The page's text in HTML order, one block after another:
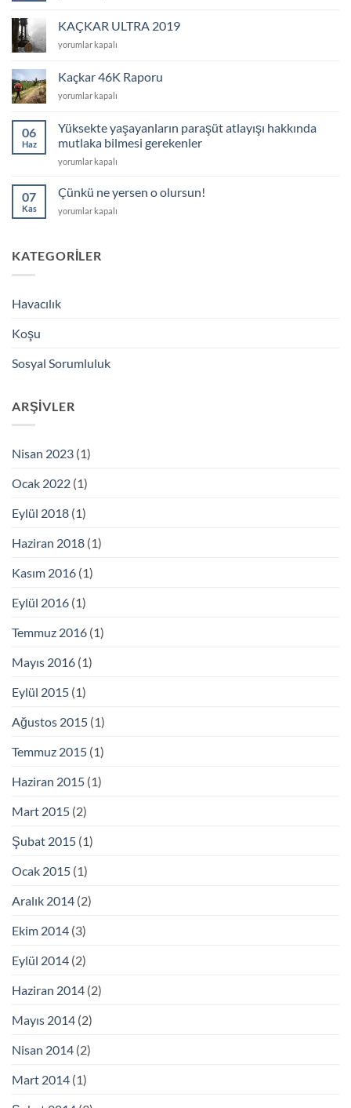
için
KAÇKAR ULTRA 2019
KAÇKAR
için
yorumlar kapalı
Kaçkar 46K Raporu
Kaçkar
için
yorumlar kapalı
06
Haz
Yüksekte yaşayanların paraşüt atlayışı hakkında
mutlaka bilmesi gerekenler
Yüksekte
paraşüt
atlayışı
hakkında
gerekenler
yorumlar kapalı
07
Kas
Çünkü ne yersen o olursun!
Çünkü
o
olursun!
yorumlar kapalı
KATEGORILER
Havacılık
Koşu
Sosyal Sorumluluk
ARŞIVLER
Nisan 2023 (1)
Ocak 2022 (1)
Eylül 2018 (1)
Haziran 2018 (1)
Kasım 2016 (1)
Eylül 2016 (1)
Temmuz 2016 (1)
Mayıs 2016 (1)
Eylül 2015 (1)
Ağustos 2015 (1)
Temmuz 2015 (1)
Haziran 2015 (1)
Mart 2015 (2)
Şubat 2015 (1)
Ocak 2015 (1)
Aralık 2014 (2)
Ekim 2014 (3)
Eylül 2014 (2)
Haziran 2014 (2)
Mayıs 2014 (2)
Nisan 2014 (2)
Mart 2014 (1)